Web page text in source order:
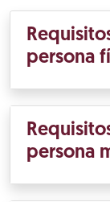
persona
persona